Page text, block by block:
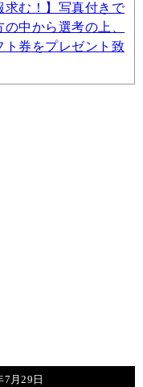
求む！】写真付きで
中から選考の上、
ト券をプレゼント致
7月29日